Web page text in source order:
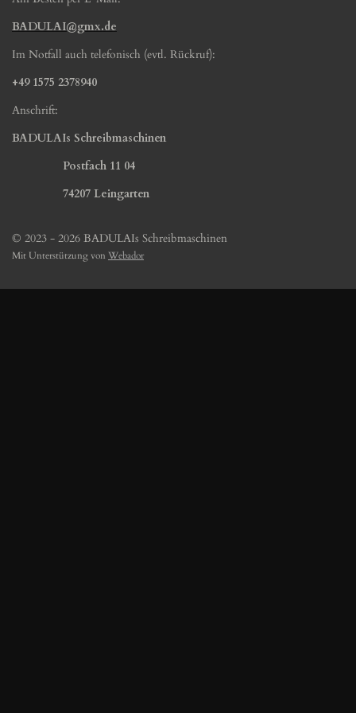
BADULAI@gmx.de
Im Notfall auch telefonisch (evtl. Rückruf):
+49 1575 2378940
Anschrift:
BADULAIs Schreibmaschinen
Postfach 11 04
74207 Leingarten
© 2023 - 2026 BADULAIs Schreibmaschinen
Mit Unterstützung von Webador